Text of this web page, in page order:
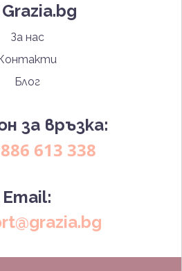
За нас
Контакти
Блог
за връзка:
613 338
Email: